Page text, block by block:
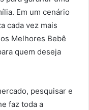
Em um cenário
cada vez mais
Melhores Bebê
quem deseja
pesquisar e
faz toda a